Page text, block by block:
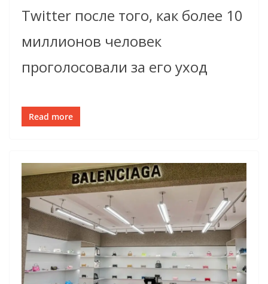
Twitter после того, как более 10
миллионов человек
проголосовали за его уход
Read more